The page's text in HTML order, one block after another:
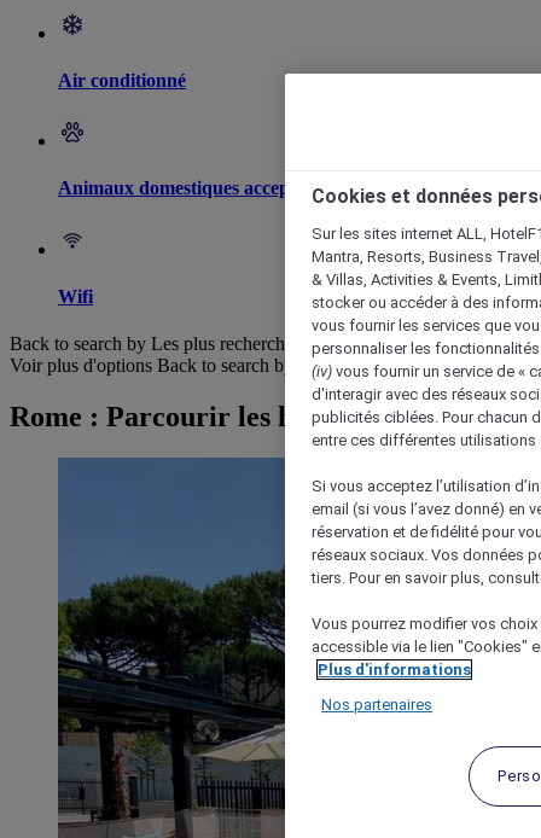
Air conditionné
Animaux domestiques acceptés
Wifi
Back to search by Les plus recherchés
Voir plus d'options Back to search by categories
Rome : Parcourir les hôtels
Cookies et données
Sur les sites internet ALL,
Mantra, Resorts, Business
& Villas, Activities & Events,
stocker ou accéder à des
vous fournir les services que
personnaliser les
(iv) vous fournir un service de «
d'interagir avec des réseaux
publicités ciblées. Pour chacun
entre ces différentes utilisations
Si vous acceptez l’utilisation
email (si vous l’avez donné) en
réservation et de fidélité pour
réseaux sociaux. Vos données
tiers. Pour en savoir plus,
Vous pourrez modifier vos
accessible via le lien "Cookies"
Plus d'informations
Nos partenaires